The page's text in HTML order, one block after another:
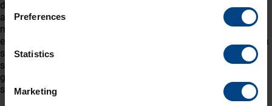
Preferences
Statistics
Marketing
del tráfico aéreo determinar las posiciones exactas de las
aeronaves y garantizar la correcta coordinación de todos sus
movimientos. En un sistema de tráfico aéreo interconectado a
escala mundial, en el que fracciones de segundo determinan la
seguridad de las maniobras de vuelo, la sincronización horaria
sin errores es indispensable. Ayuda a evitar retrasos y a
garantizar trayectorias de vuelo eficaces, lo que mejora
significativamente la seguridad general del espacio aéreo.